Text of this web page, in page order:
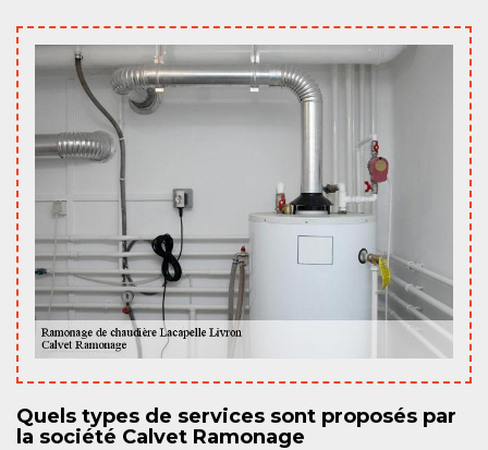
Quels types de services sont proposés par
la société Calvet Ramonage